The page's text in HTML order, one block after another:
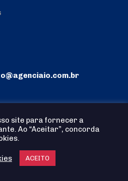
site para fornecer a
Ao “Aceitar”, concorda
ACEITO